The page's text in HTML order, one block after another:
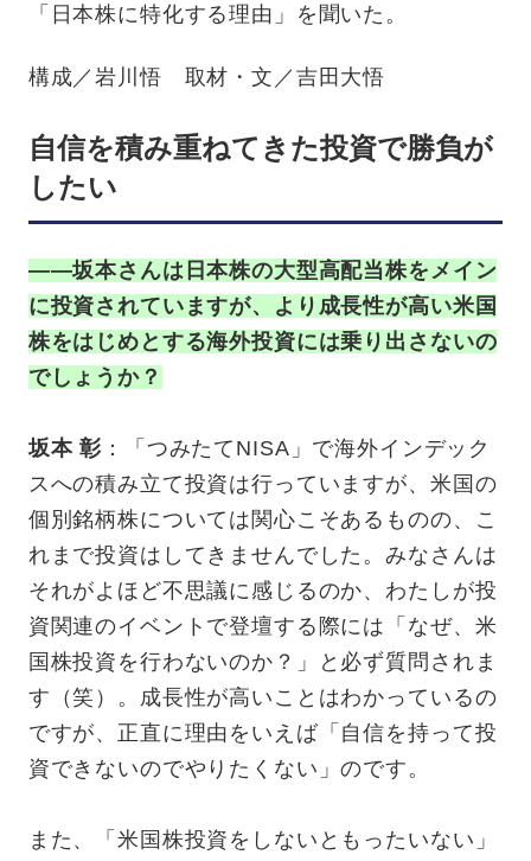
「日本株に特化する理由」を聞いた。
構成／岩川悟 取材・文／吉田大悟
自信を積み重ねてきた投資で勝負が
したい
——坂本さんは日本株の大型高配当株をメイン
に投資されていますが、より成長性が高い米国
株をはじめとする海外投資には乗り出さないの
でしょうか？
坂本 彰 ：「つみたてNISA」で海外インデック
スへの積み立て投資は行っていますが、米国の
個別銘柄株については関心こそあるものの、こ
れまで投資はしてきませんでした。みなさんは
それがよほど不思議に感じるのか、わたしが投
資関連のイベントで登壇する際には「なぜ、米
国株投資を行わないのか？」と必ず質問されま
す（笑）。成長性が高いことはわかっているの
ですが、正直に理由をいえば「自信を持って投
資できないのでやりたくない」のです。
また、「米国株投資をしないともったいない」